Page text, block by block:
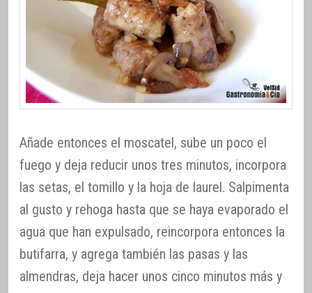
Añade entonces el moscatel, sube un poco el
fuego y deja reducir unos tres minutos, incorpora
las setas, el tomillo y la hoja de laurel. Salpimenta
al gusto y rehoga hasta que se haya evaporado el
agua que han expulsado, reincorpora entonces la
butifarra, y agrega también las pasas y las
almendras, deja hacer unos cinco minutos más y